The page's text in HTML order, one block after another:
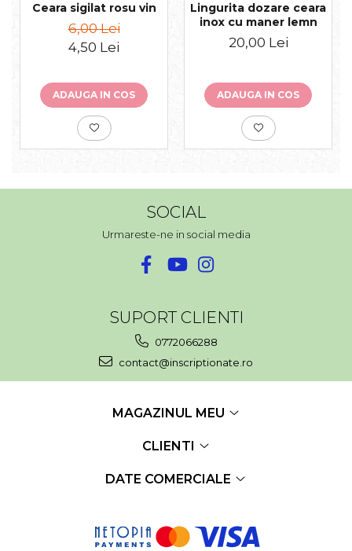
Ceara sigilat rosu vin
6,00 Lei
4,50 Lei
ADAUGA IN COS
Lingurita dozare ceara
inox cu maner lemn
20,00 Lei
ADAUGA IN COS
SOCIAL
Urmareste-ne in social media
SUPORT CLIENTI
0772066288
contact@inscriptionate.ro
MAGAZINUL MEU
CLIENTI
DATE COMERCIALE